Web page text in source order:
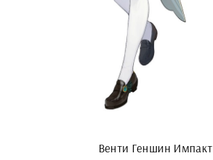
Венти Геншин Импакт